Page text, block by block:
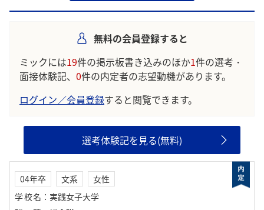
無料の会員登録すると
ミックには19件の掲示板書き込みのほか1件の選考・
面接体験記、 0件の内定者の志望動機があります。
ログイン／会員登録すると閲覧できます。
選考体験記を見る(無料)
04年卒 文系
女性
学校名 ： 実践女子大学